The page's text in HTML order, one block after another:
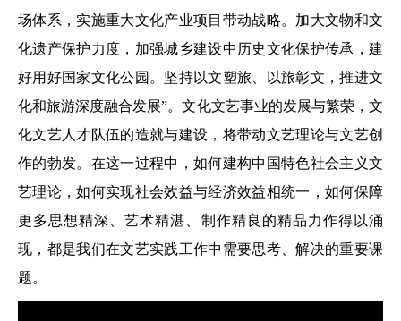
场体系，实施重大文化产业项目带动战略。加大文物和文
化遗产保护力度，加强城乡建设中历史文化保护传承，建
好用好国家文化公园。坚持以文塑旅、以旅彰文，推进文
化和旅游深度融合发展”。文化文艺事业的发展与繁荣，文
化文艺人才队伍的造就与建设，将带动文艺理论与文艺创
作的勃发。在这一过程中，如何建构中国特色社会主义文
艺理论，如何实现社会效益与经济效益相统一，如何保障
更多思想精深、艺术精湛、制作精良的精品力作得以涌
现，都是我们在文艺实践工作中需要思考、解决的重要课
题。